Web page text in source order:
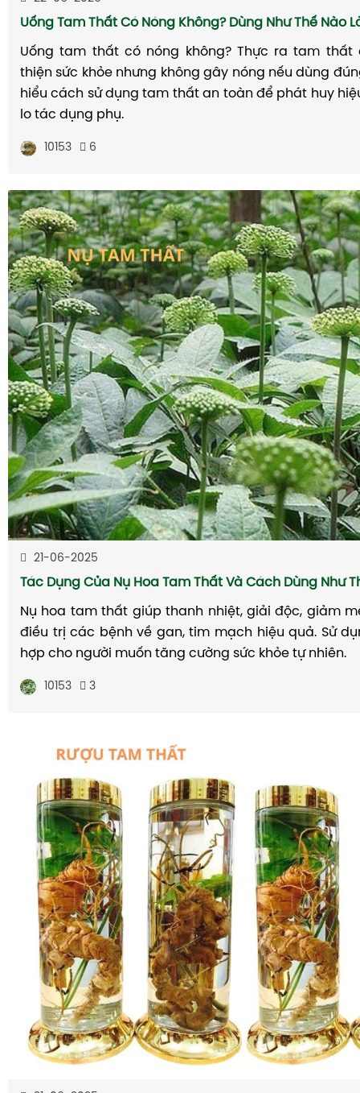
Uống Tam Thất Có Nóng Không? Dùng Như Thế Nào
Uống tam thất có nóng không? Thực ra tam
thiện sức khỏe nhưng không gây nóng nếu dùng
hiểu cách sử dụng tam thất an toàn để phát huy
lo tác dụng phụ.
10153 6
21-06-2025
Tác Dụng Của Nụ Hoa Tam Thất Và Cách Dùng Như
Nụ hoa tam thất giúp thanh nhiệt, giải độc, giảm
điều trị các bệnh về gan, tim mạch hiệu quả. Sử
hợp cho người muốn tăng cường sức khỏe tự nhiên.
10153 3